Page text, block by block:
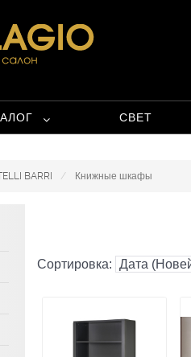
СВЕТ
BARRI Книжные шкафы
Сортировка: